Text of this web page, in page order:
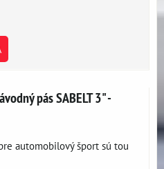
pás SABELT 3" -
automobilový šport sú tou